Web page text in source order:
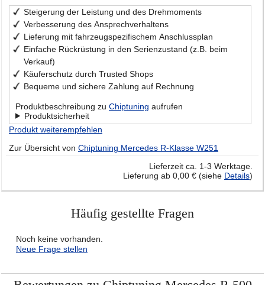
Steigerung der Leistung und des Drehmoments
Verbesserung des Ansprechverhaltens
Lieferung mit fahrzeugspezifischem Anschlussplan
Einfache Rückrüstung in den Serienzustand (z.B. beim
Verkauf)
Käuferschutz durch Trusted Shops
Bequeme und sichere Zahlung auf Rechnung
Produktbeschreibung zu Chiptuning aufrufen
Produktsicherheit
Produkt weiterempfehlen
Zur Übersicht von Chiptuning Mercedes R-Klasse W251
Lieferzeit ca. 1-3 Werktage.
Lieferung ab 0,00 € (siehe Details)
Häufig gestellte Fragen
Noch keine vorhanden.
Neue Frage stellen